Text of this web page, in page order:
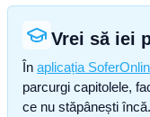
Vrei să iei
În aplicația
parcurgi capitolele,
ce nu stăpânești